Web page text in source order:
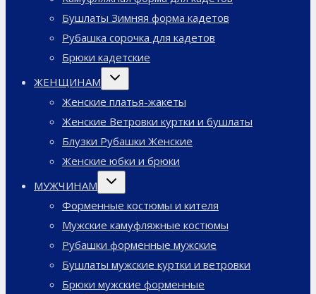
Бушлаты Зимняя форма кадетов
Рубашка сорочка для кадетов
Брюки кадетские
ЖЕНЩИНАМ
Переключить
дочернее
Женские платья-жакеты
Женские Ветровки куртки и бушлаты
Блузки Рубашки Женские
Женские юбки и брюки
МУЖЧИНАМ
Переключить
дочернее
Форменные костюмы и кителя
Мужские камуфляжные костюмы
Рубашки форменные мужские
Бушлаты мужские куртки и ветровки
Брюки мужские форменные